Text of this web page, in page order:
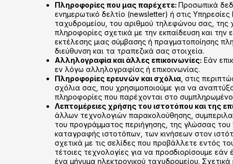
Πληροφορίες που μας παρέχετε:Προσωπικά
ενημερωτικό δελτίο (newsletter) ή στις
ταχυδρομείου, του αριθμού τηλεφώνου σας, της
πληροφορίες σχετικά με την εκπαίδευση και την
εκτέλεσης μιας σύμβασης ή πραγματοποίησης
διεύθυνση και τα τραπεζικά σας στοιχεία.
Αλληλογραφία και άλλες επικοινωνίες: Eάν
εν λόγω αλληλογραφίας ή επικοινωνίας.
Πληροφορίες ερευνών και σχόλια , στις
σχόλια σας, που χρησιμοποιούμε για να
πληροφορίες που παρέχονται στο
Λεπτομέρειες χρήσης του ιστοτόπου και της
άλλων τεχνολογιών παρακολούθησης,
του προγράμματος περιήγησης, της γλώσσας
καταγραφής ιστοτόπων, των κινήσεων στον
σχετικά με τις σελίδες που προβάλλετε εντός
τέτοιες τεχνολογίες για να προσδιορίσουμε
ένα μήνυμα ηλεκτρονικού ταχυδρομείου.